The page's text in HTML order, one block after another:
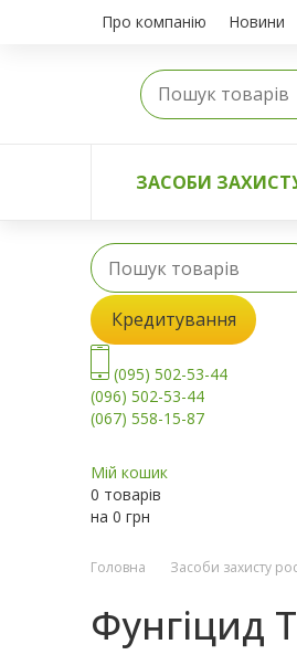
Про компанію Новини
ЗАСОБИ
Кредитування
(095) 502-53-44
(096) 502-53-44
(067) 558-15-87
Мій кошик
0 товарів
на 0 грн
Головна Засоби захисту
Фунгіцид